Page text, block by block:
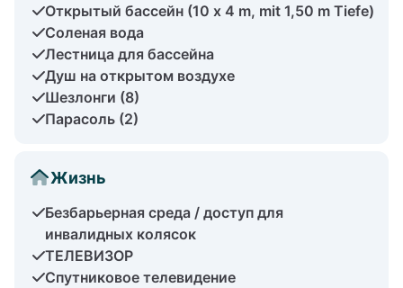
Открытый бассейн (10 x 4 m, mit 1,50 m Tiefe)
Соленая вода
Лестница для бассейна
Душ на открытом воздухе
Шезлонги (8)
Парасоль (2)
Жизнь
Безбарьерная среда / доступ для
инвалидных колясок
ТЕЛЕВИЗОР
Спутниковое телевидение